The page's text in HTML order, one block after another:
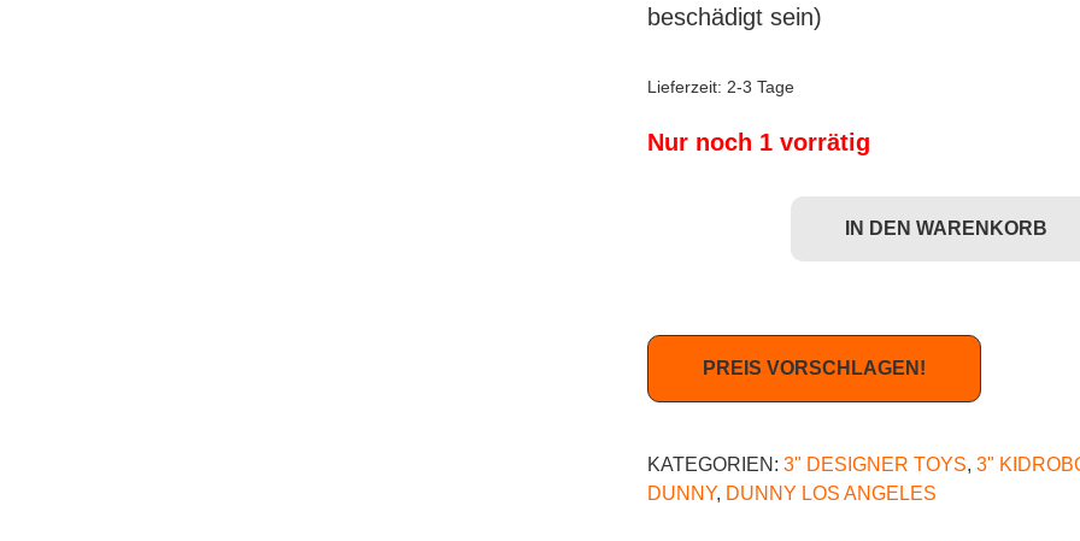
beschädigt sein)
Lieferzeit: 2-3 Tage
Nur noch 1 vorrätig
Kidrobot Dunny LA (Los Angeles) Series - Tim
IN DEN WARENKORB
PREIS VORSCHLAGEN!
KATEGORIEN: 3" DESIGNER TOYS, 3"
DUNNY, DUNNY LOS ANGELES